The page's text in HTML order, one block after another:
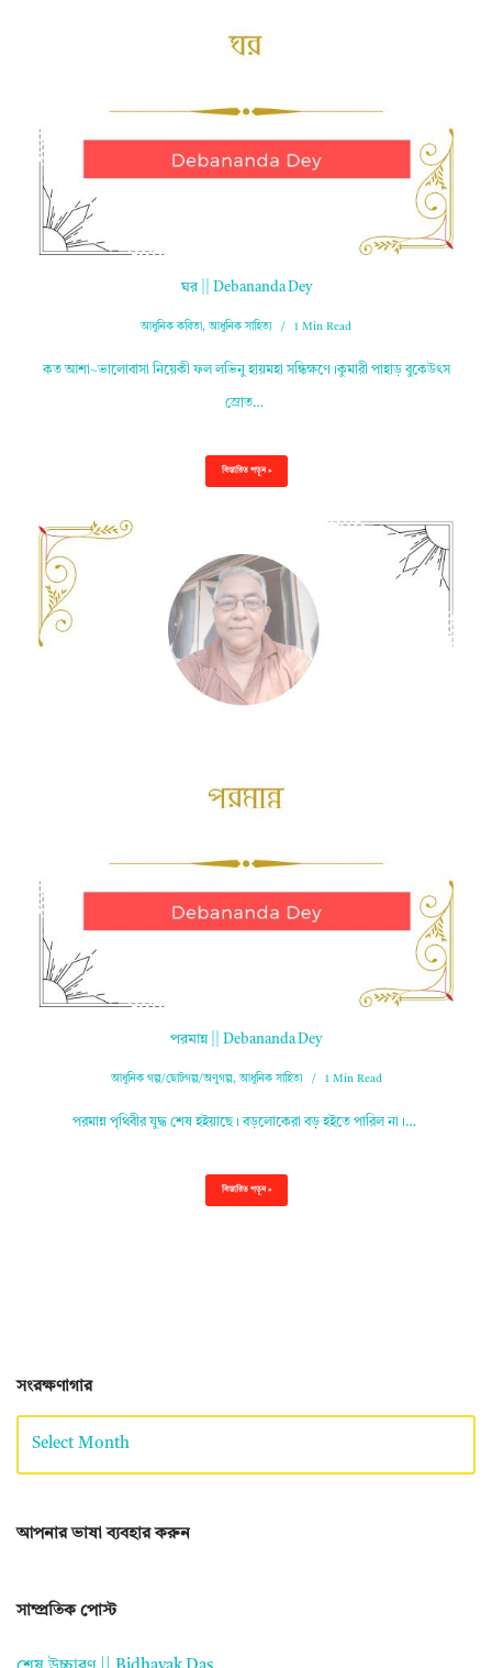
ঘর || Debananda Dey
আধুনিক কবিতা,আধুনিক সাহিত্য 1 Min Read
কত আশা~ভালোবাসা নিয়েকী ফল লভিনু হায়মহা সন্ধিক্ষণে।কুমারী পাহাড় বুকেউৎস
স্রোত…
বিস্তারিত পড়ুন »
পরমান্ন || Debananda Dey
আধুনিক গল্প/ছোটগল্প/অণুগল্প,আধুনিক সাহিত্য 1 Min Read
পরমান্ন পৃথিবীর যুদ্ধ শেষ হইয়াছে। বড়লোকেরা বড় হইতে পারিল না।…
বিস্তারিত পড়ুন »
সংরক্ষণাগার
আপনার ভাষা ব্যবহার করুন
সাম্প্রতিক পোস্ট